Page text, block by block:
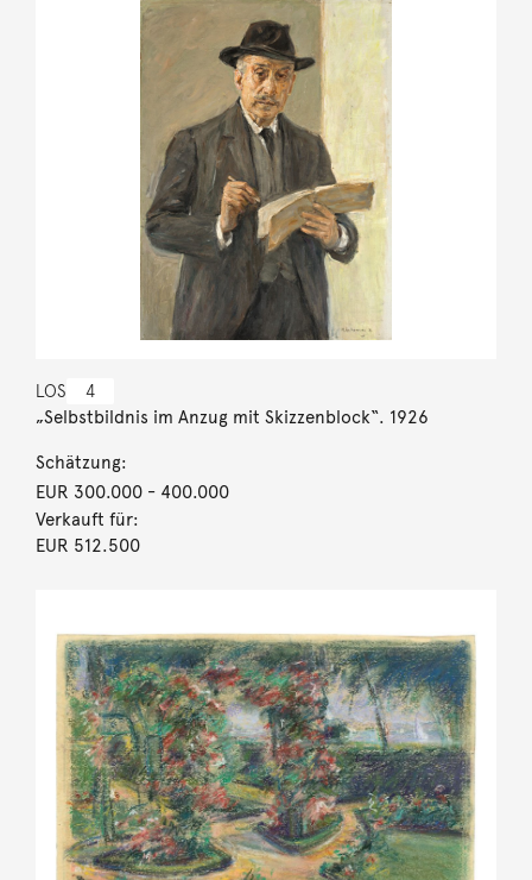
LOS 4
„Selbstbildnis im Anzug mit Skizzenblock“. 1926
Schätzung:
EUR 300.000- 400.000
Verkauft für:
EUR 512.500